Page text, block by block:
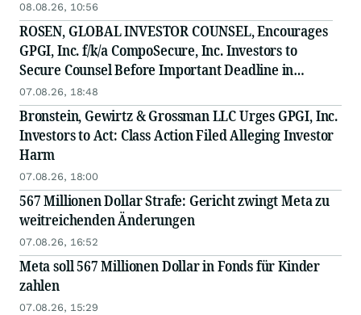
08.08.26, 10:56
ROSEN, GLOBAL INVESTOR COUNSEL, Encourages
GPGI, Inc. f/k/a CompoSecure, Inc. Investors to
Secure Counsel Before Important Deadline in
Securities Class Action - GPGI, CMPO
07.08.26, 18:48
Bronstein, Gewirtz & Grossman LLC Urges GPGI, Inc.
Investors to Act: Class Action Filed Alleging Investor
Harm
07.08.26, 18:00
567 Millionen Dollar Strafe: Gericht zwingt Meta zu
weitreichenden Änderungen
07.08.26, 16:52
Meta soll 567 Millionen Dollar in Fonds für Kinder
zahlen
07.08.26, 15:29